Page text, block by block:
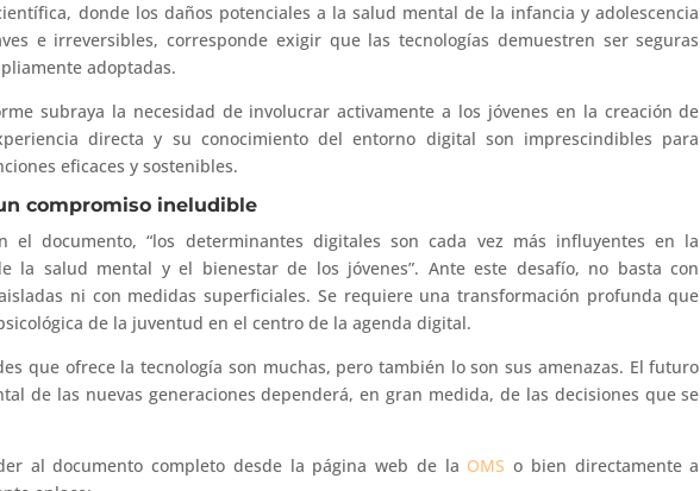
donde los daños potenciales a la salud mental de la infancia y adolescencia
e irreversibles, corresponde exigir que las tecnologías demuestren ser seguras
adoptadas.
subraya la necesidad de involucrar activamente a los jóvenes en la creación de
directa y su conocimiento del entorno digital son imprescindibles para
eficaces y sostenibles.
compromiso ineludible
el documento, “los determinantes digitales son cada vez más influyentes en la
la salud mental y el bienestar de los jóvenes”. Ante este desafío, no basta con
ni con medidas superficiales. Se requiere una transformación profunda que
de la juventud en el centro de la agenda digital.
que ofrece la tecnología son muchas, pero también lo son sus amenazas. El futuro
de las nuevas generaciones dependerá, en gran medida, de las decisiones que se
al documento completo desde la página web de la OMS o bien directamente a